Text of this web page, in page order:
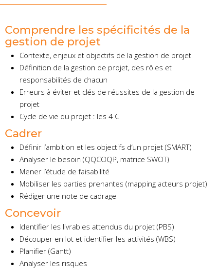
Comprendre les spécificités de la
gestion de projet
Contexte, enjeux et objectifs de la gestion de projet
Définition de la gestion de projet, des rôles et
responsabilités de chacun
Erreurs à éviter et clés de réussites de la gestion de
projet
Cycle de vie du projet : les 4 C
Cadrer
Définir l’ambition et les objectifs d’un projet (SMART)
Analyser le besoin (QQCOQP, matrice SWOT)
Mener l’étude de faisabilité
Mobiliser les parties prenantes (mapping acteurs projet)
Rédiger une note de cadrage
Concevoir
Identifier les livrables attendus du projet (PBS)
Découper en lot et identifier les activités (WBS)
Planifier (Gantt)
Analyser les risques